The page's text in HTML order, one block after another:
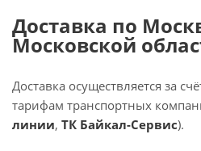
Доставка по
Московской
Доставка осуществляется за
тарифам транспортных
линии, ТК Байкал-Сервис).